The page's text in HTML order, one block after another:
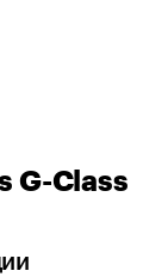
G-Class